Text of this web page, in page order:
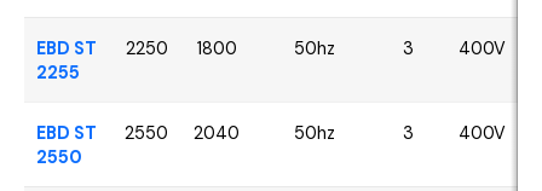
EBD ST
2255
2250 1800 50hz 3 400V
EBD ST
2550
2550 2040 50hz 3 400V